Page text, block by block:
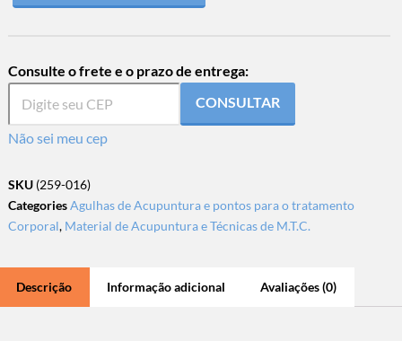
Consulte o frete e o prazo de entrega:
CONSULTAR
Não sei meu cep
SKU (259-016)
CategoriesAgulhas de Acupuntura e pontos para o tratamento
Corporal, Material de Acupuntura e Técnicas de M.T.C.
Descrição Informação adicional Avaliações (0)